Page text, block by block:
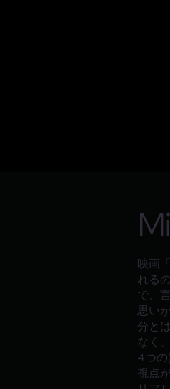
映画
れる
で、
思い
分と
なく
4つの
視点